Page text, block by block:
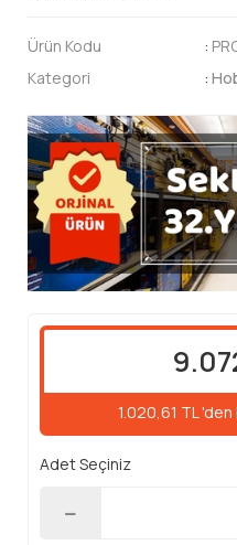
Ürün Kodu :
Kategori
:
1.020,61 TL
Adet Seçiniz